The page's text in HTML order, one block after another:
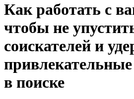
Как работать с
чтобы не
соискателей и
в поиске